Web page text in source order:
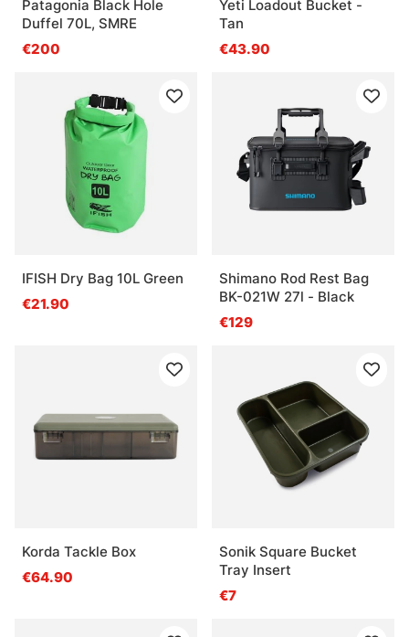
Patagonia Black Hole
Duffel 70L, SMRE
€200
Yeti Loadout Bucket -
Tan
€43.90
IFISH Dry Bag 10L Green
€21.90
Shimano Rod Rest Bag
BK-021W 27l - Black
€129
Korda Tackle Box
€64.90
Sonik Square Bucket
Tray Insert
€7